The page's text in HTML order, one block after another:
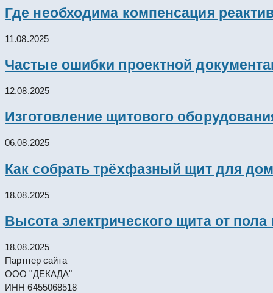
Где необходима компенсация
11.08.2025
Частые ошибки проектной
12.08.2025
Изготовление щитового
06.08.2025
Как собрать трёхфазный щит для
18.08.2025
Высота электрического щита от
18.08.2025
Партнер сайта
ООО "ДЕКАДА"
ИНН 6455068518